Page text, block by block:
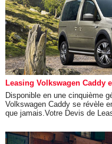
Leasing Volkswagen Caddy
Disponible en une cinquième
Volkswagen Caddy se révèle
que jamais.Votre Devis de